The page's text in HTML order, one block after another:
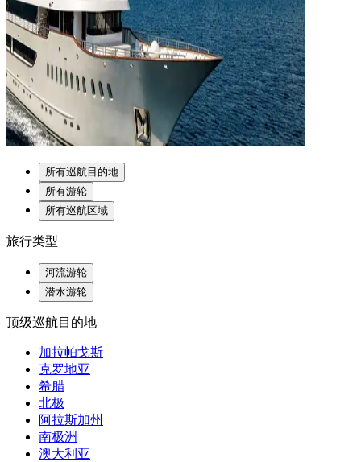
所有巡航目的地
所有游轮
所有巡航区域
旅行类型
河流游轮
潜水游轮
顶级巡航目的地
加拉帕戈斯
克罗地亚
希腊
北极
阿拉斯加州
南极洲
澳大利亚